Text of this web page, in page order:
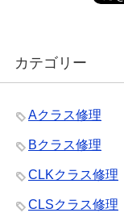
カテゴリー
Aクラス修理
Bクラス修理
CLKクラス修理
CLSクラス修理